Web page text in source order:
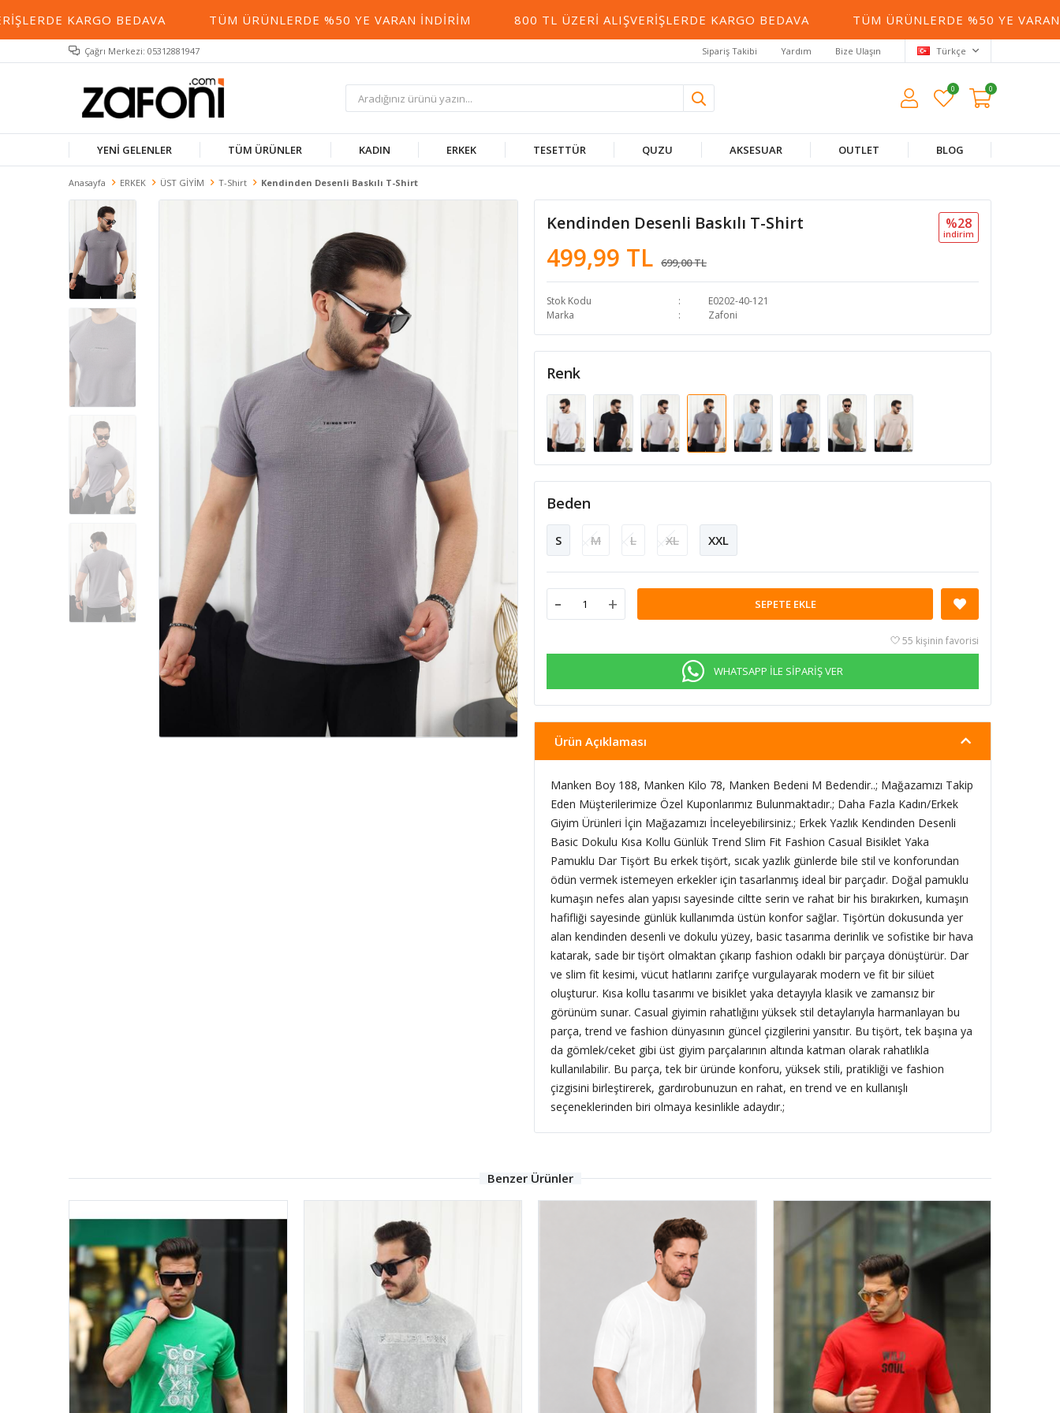
KARGO BEDAVA TÜM ÜRÜNLERDE %50 YE VARAN İNDIRIM 800 TL ÜZERI ALIŞVERIŞLERDE KARGO BEDAVA TÜM ÜRÜNLERDE %50 YE VARAN
Çağrı Merkezi: 05312881947 Sipariş Takibi Yardım Bize Ulaşın Türkçe
0 0
YENİ GELENLER TÜM ÜRÜNLER KADIN ERKEK TESETTÜR QUZU AKSESUAR OUTLET BLOG
Anasayfa ERKEK ÜST GİYİM T-Shirt Kendinden Desenli Baskılı T-Shirt
Kendinden Desenli Baskılı T-Shirt
499,99 TL 699,00 TL
%28
i̇ndi̇ri̇m
Stok Kodu
E0202-40-121
Marka
Zafoni
Renk
Beden
S M L XL XXL
- + SEPETE EKLE
55 kişinin favorisi
WHATSAPP İLE SİPARİŞ VER
Ürün Açıklaması
Manken Boy 188, Manken Kilo 78, Manken Bedeni M Bedendir..; Mağazamızı Takip
Eden Müşterilerimize Özel Kuponlarımız Bulunmaktadır.; Daha Fazla Kadın/Erkek
Giyim Ürünleri İçin Mağazamızı İnceleyebilirsiniz.; Erkek Yazlık Kendinden Desenli
Basic Dokulu Kısa Kollu Günlük Trend Slim Fit Fashion Casual Bisiklet Yaka
Pamuklu Dar Tişört Bu erkek tişört, sıcak yazlık günlerde bile stil ve konforundan
ödün vermek istemeyen erkekler için tasarlanmış ideal bir parçadır. Doğal pamuklu
kumaşın nefes alan yapısı sayesinde ciltte serin ve rahat bir his bırakırken, kumaşın
hafifliği sayesinde günlük kullanımda üstün konfor sağlar. Tişörtün dokusunda yer
alan kendinden desenli ve dokulu yüzey, basic tasarıma derinlik ve sofistike bir hava
katarak, sade bir tişört olmaktan çıkarıp fashion odaklı bir parçaya dönüştürür. Dar
ve slim fit kesimi, vücut hatlarını zarifçe vurgulayarak modern ve fit bir silüet
oluşturur. Kısa kollu tasarımı ve bisiklet yaka detayıyla klasik ve zamansız bir
görünüm sunar. Casual giyimin rahatlığını yüksek stil detaylarıyla harmanlayan bu
parça, trend ve fashion dünyasının güncel çizgilerini yansıtır. Bu tişört, tek başına ya
da gömlek/ceket gibi üst giyim parçalarının altında katman olarak rahatlıkla
kullanılabilir. Bu parça, tek bir üründe konforu, yüksek stili, pratikliği ve fashion
çizgisini birleştirerek, gardırobunuzun en rahat, en trend ve en kullanışlı
seçeneklerinden biri olmaya kesinlikle adaydır.;
Benzer Ürünler